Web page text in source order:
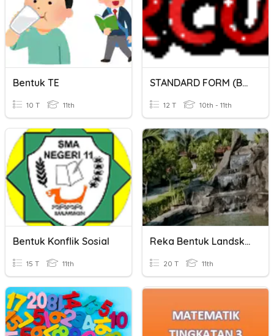
Bentuk TE
10 T 11th
STANDARD FORM (BENTUK PIAWAI)
12 T 10th - 11th
Bentuk Konflik Sosial
15 T 11th
Reka Bentuk Landskap Tingkatan 2
20 T 11th